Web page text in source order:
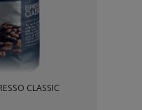
CLASSIC